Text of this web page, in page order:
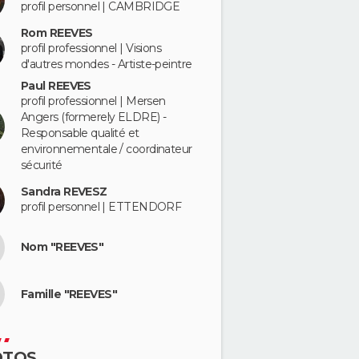
profil personnel | CAMBRIDGE
Rom REEVES
profil professionnel | Visions
d'autres mondes - Artiste-peintre
Paul REEVES
profil professionnel | Mersen
Angers (formerely ELDRE) -
Responsable qualité et
environnementale / coordinateur
sécurité
Sandra REVESZ
profil personnel | ETTENDORF
Nom "REEVES"
Famille "REEVES"